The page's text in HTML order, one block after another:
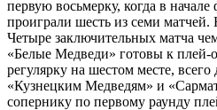
первую восьмерку, когда в
проиграли шесть из семи матчей.
Четыре заключительных матча
«Белые Медведи» готовы к плей-
регулярку на шестом месте, всего
«Кузнецким Медведям» и
сопернику по первому раунду